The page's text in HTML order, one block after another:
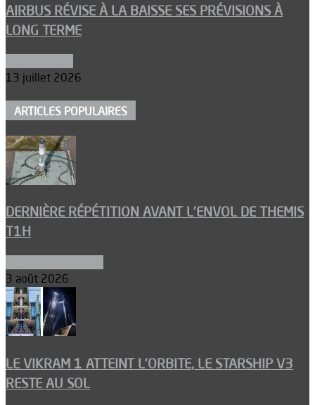
AIRBUS RÉVISE À LA BAISSE SES PRÉVISIONS À
LONG TERME
13 juillet 2026
ARTICLES POPULAIRES
DERNIÈRE RÉPÉTITION AVANT L’ENVOL DE THEMIS
T1H
3 août 2026
LE VIKRAM 1 ATTEINT L’ORBITE, LE STARSHIP V3
RESTE AU SOL